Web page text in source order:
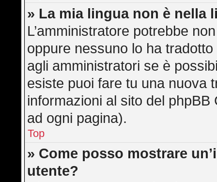
» La mia lingua non è nella
L’amministratore potrebbe
oppure nessuno lo ha
agli amministratori se è
esiste puoi fare tu una nuova
informazioni al sito del
ad ogni pagina).
Top
» Come posso mostrare
utente?